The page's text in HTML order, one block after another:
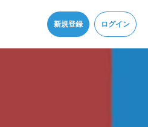
新規登録
ログイン